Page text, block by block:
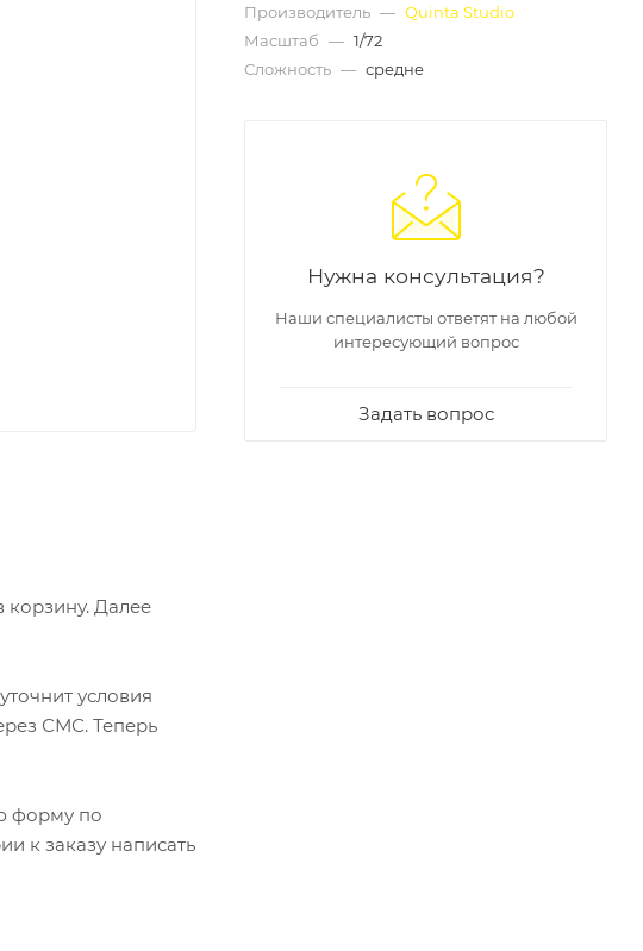
корзину. Далее
условия
СМС. Теперь
форму по
к заказу написать
Производитель — Quinta Studio
Масштаб — 1/72
Сложность — средне
Нужна консультация?
Наши специалисты ответят на любой
интересующий вопрос
Задать вопрос